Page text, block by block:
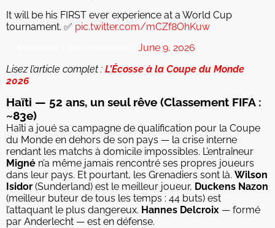
It will be his FIRST ever experience at a World Cup
tournament. ✅ pic.twitter.com/mCZf8OhKuw
June 9, 2026
Lisez l’article complet : L’Écosse à la Coupe du Monde
2026
Haïti — 52 ans, un seul rêve (Classement FIFA :
~83e)
Haïti a joué sa campagne de qualification pour la Coupe
du Monde en dehors de son pays — la crise interne
rendant les matchs à domicile impossibles. L’entraîneur
Migné n’a même jamais rencontré ses propres joueurs
dans leur pays. Et pourtant, les Grenadiers sont là. Wilson
Isidor (Sunderland) est le meilleur joueur, Duckens Nazon
(meilleur buteur de tous les temps : 44 buts) est
l’attaquant le plus dangereux. Hannes Delcroix — formé
par Anderlecht — est en défense.